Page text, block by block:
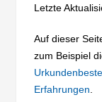
Letzte
Auf dieser
zum Beispiel
Erfahrungen